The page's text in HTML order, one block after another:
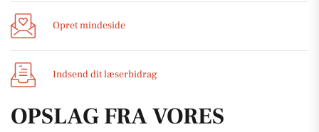
Opret mindeside
Indsend dit læserbidrag
OPSLAG FRA VORES